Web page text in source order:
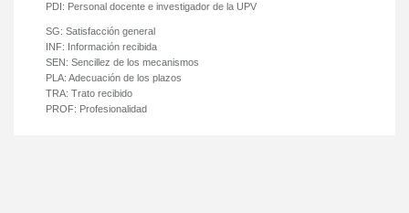
PDI: Personal docente e investigador de la UPV
SG: Satisfacción general
INF: Información recibida
SEN: Sencillez de los mecanismos
PLA: Adecuación de los plazos
TRA: Trato recibido
PROF: Profesionalidad